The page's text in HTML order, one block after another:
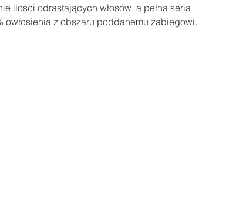
ilości odrastających włosów, a pełna seria
z obszaru poddanemu zabiegowi.